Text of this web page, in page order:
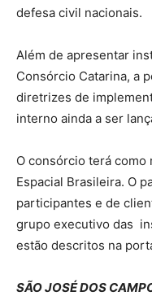
defesa civil nacionais.
Além de apresentar
Consórcio Catarina, a
diretrizes de
interno ainda a ser
O consórcio terá como
Espacial Brasileira. O
participantes e de
grupo executivo das
estão descritos na
SÃO JOSÉ DOS